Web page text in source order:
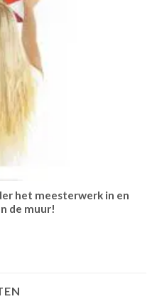
het meesterwerk in en
de muur!